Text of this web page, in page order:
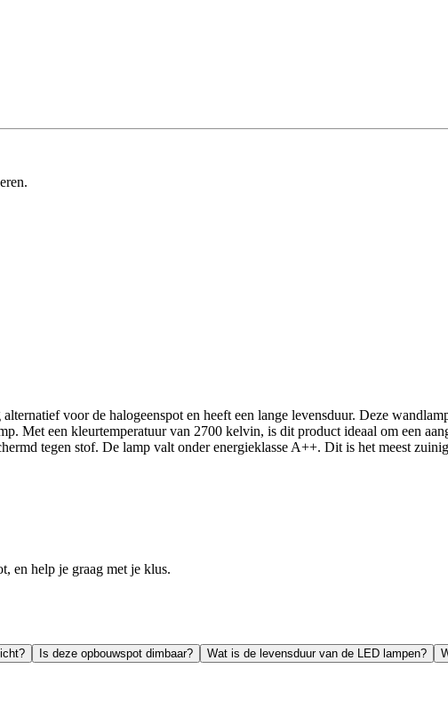
voor de halogeenspot en heeft een lange levensduur. Deze
Met een kleurtemperatuur van 2700 kelvin, is dit product ideaal om een
tegen stof. De lamp valt onder energieklasse A++. Dit is het meest
en help je graag met je klus.
Is deze opbouwspot dimbaar? Wat is de levensduur van de LED lampen?